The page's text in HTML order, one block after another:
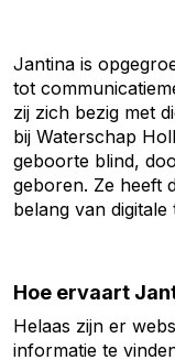
Jantina is
tot
zij zich bezig met
bij Waterschap
geboorte blind,
geboren. Ze heeft
belang van digitale
Hoe ervaart
Helaas zijn er
informatie te